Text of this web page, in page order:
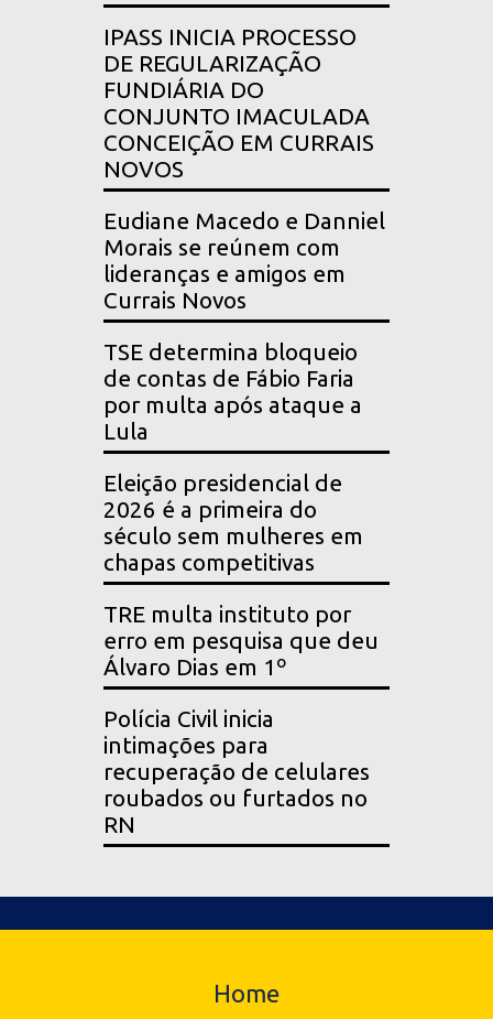
IPASS INICIA PROCESSO
DE REGULARIZAÇÃO
FUNDIÁRIA DO
CONJUNTO IMACULADA
CONCEIÇÃO EM CURRAIS
NOVOS
Eudiane Macedo e Danniel
Morais se reúnem com
lideranças e amigos em
Currais Novos
TSE determina bloqueio
de contas de Fábio Faria
por multa após ataque a
Lula
Eleição presidencial de
2026 é a primeira do
século sem mulheres em
chapas competitivas
TRE multa instituto por
erro em pesquisa que deu
Álvaro Dias em 1º
Polícia Civil inicia
intimações para
recuperação de celulares
roubados ou furtados no
RN
Home